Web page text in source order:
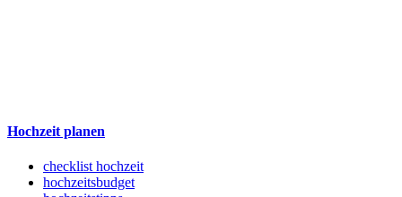
Hochzeit planen
checklist hochzeit
hochzeitsbudget